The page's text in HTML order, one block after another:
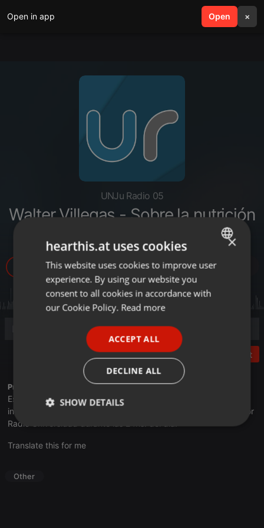
Open in app Open ×
search menu
UNJu Radio 05
Walter Villegas - Sobre la nutrición
y apoyo a los comedores.mp3
Post
Profile description of UNJu Radio 05:
Espacio que busca complementar a través de la web el trabajo
informativo y el de producción de contenidos que se emiten por
Radio Universidad durante las 24hs. del día.
Translate this for me
Other
ENGLISH
GERMAN
×
hearthis.at uses cookies
This website uses cookies to improve user
experience. By using our website you
consent to all cookies in accordance with
our Cookie Policy. Read more
ACCEPT ALL
DECLINE ALL
SHOW DETAILS
Strictly
Targeting Functionality